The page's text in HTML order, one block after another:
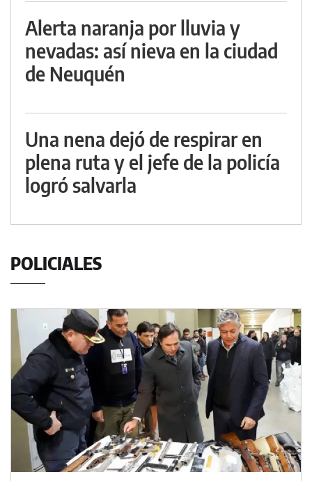
Alerta naranja por lluvia y
nevadas: así nieva en la ciudad
de Neuquén
Una nena dejó de respirar en
plena ruta y el jefe de la policía
logró salvarla
POLICIALES